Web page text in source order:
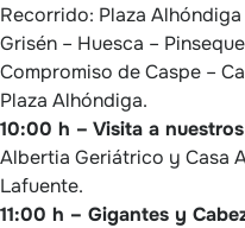
Recorrido: Plaza
Grisén – Huesca –
Compromiso de Caspe –
Plaza Alhóndiga.
10:00 h – Visita a
Albertia Geriátrico y Casa
Lafuente.
11:00 h – Gigantes y